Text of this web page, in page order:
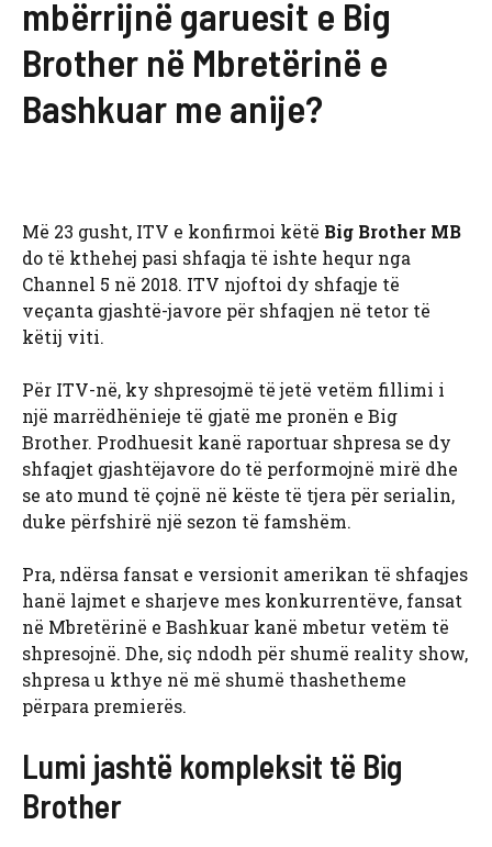
mbërrijnë garuesit e Big
Brother në Mbretërinë e
Bashkuar me anije?
Më 23 gusht, ITV e konfirmoi këtë Big Brother MB
do të kthehej pasi shfaqja të ishte hequr nga
Channel 5 në 2018. ITV njoftoi dy shfaqje të
veçanta gjashtë-javore për shfaqjen në tetor të
këtij viti.
Për ITV-në, ky shpresojmë të jetë vetëm fillimi i
një marrëdhënieje të gjatë me pronën e Big
Brother. Prodhuesit kanë raportuar shpresa se dy
shfaqjet gjashtëjavore do të performojnë mirë dhe
se ato mund të çojnë në këste të tjera për serialin,
duke përfshirë një sezon të famshëm.
Pra, ndërsa fansat e versionit amerikan të shfaqjes
hanë lajmet e sharjeve mes konkurrentëve, fansat
në Mbretërinë e Bashkuar kanë mbetur vetëm të
shpresojnë. Dhe, siç ndodh për shumë reality show,
shpresa u kthye në më shumë thashetheme
përpara premierës.
Lumi jashtë kompleksit të Big
Brother